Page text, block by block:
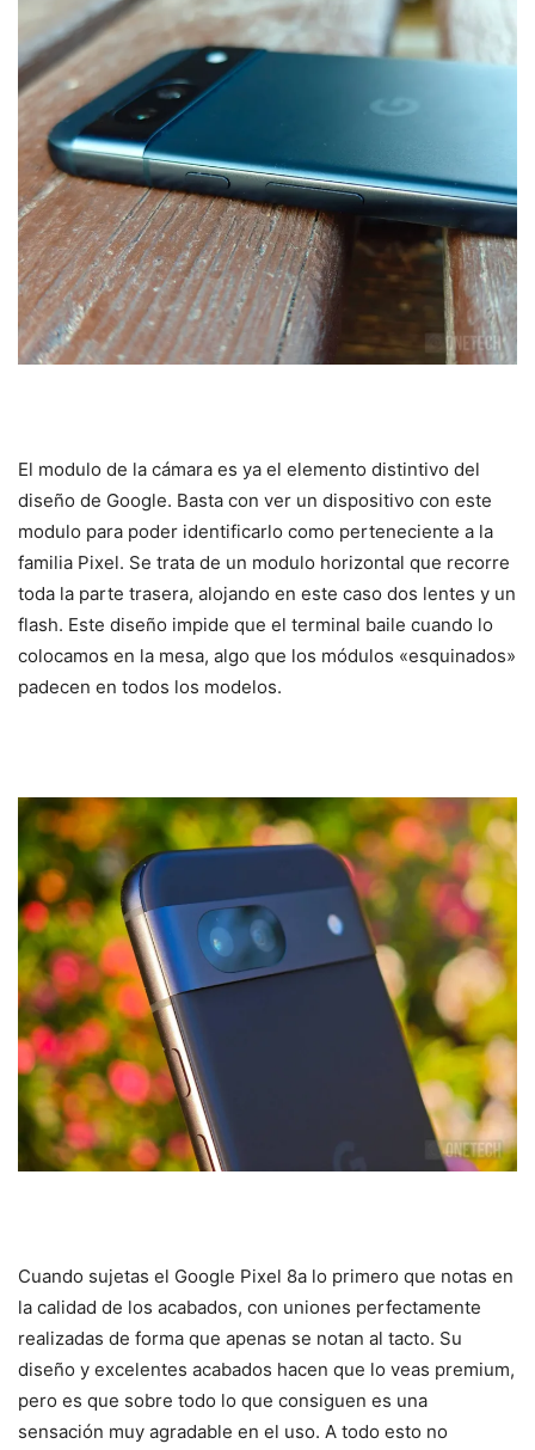
El modulo de la cámara es ya el elemento distintivo del
diseño de Google. Basta con ver un dispositivo con este
modulo para poder identificarlo como perteneciente a la
familia Pixel. Se trata de un modulo horizontal que recorre
toda la parte trasera, alojando en este caso dos lentes y un
flash. Este diseño impide que el terminal baile cuando lo
colocamos en la mesa, algo que los módulos «esquinados»
padecen en todos los modelos.
Cuando sujetas el Google Pixel 8a lo primero que notas en
la calidad de los acabados, con uniones perfectamente
realizadas de forma que apenas se notan al tacto. Su
diseño y excelentes acabados hacen que lo veas premium,
pero es que sobre todo lo que consiguen es una
sensación muy agradable en el uso. A todo esto no